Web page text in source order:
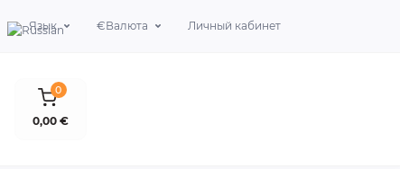
Язык €Валюта Личный кабинет
0
0,00 €